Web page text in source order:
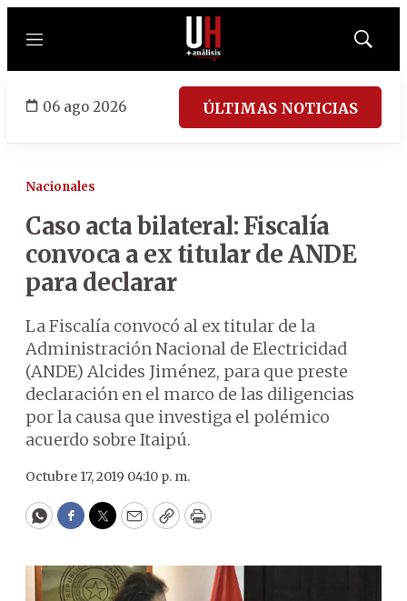
Menú
Mostrar
06 ago 2026 ÚLTIMAS NOTICIAS
Nacionales
Caso acta bilateral: Fiscalía
convoca a ex titular de ANDE
para declarar
La Fiscalía convocó al ex titular de la
Administración Nacional de Electricidad
(ANDE) Alcides Jiménez, para que preste
declaración en el marco de las diligencias
por la causa que investiga el polémico
acuerdo sobre Itaipú.
Octubre 17, 2019 04:10 p. m.
WhatsApp
Facebook
Twitter
EmailCopyPrint